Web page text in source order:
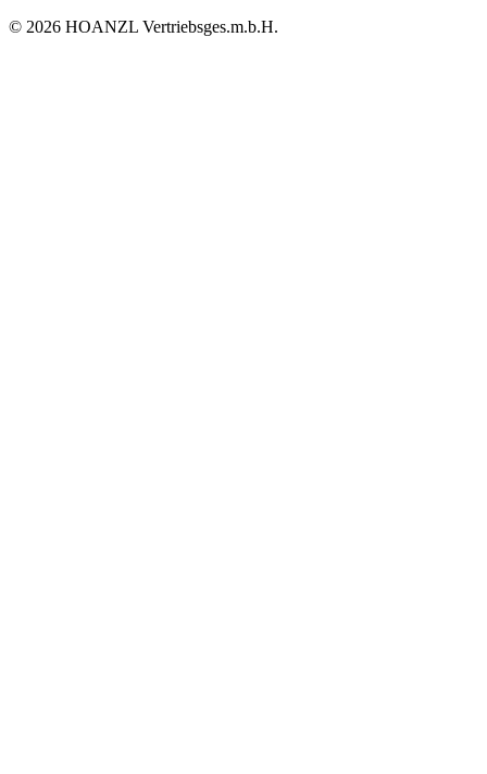
© 2026 HOANZL Vertriebsges.m.b.H.